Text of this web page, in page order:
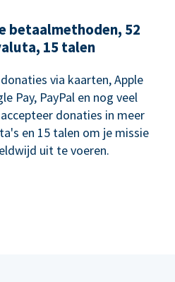
betaalmethoden, 52
15 talen
via kaarten, Apple
Pay, PayPal en nog veel
donaties in meer
en 15 talen om je missie
uit te voeren.